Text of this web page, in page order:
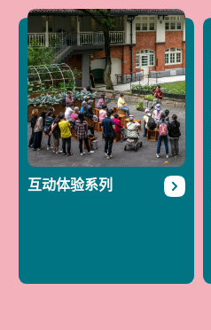
互动体验系列